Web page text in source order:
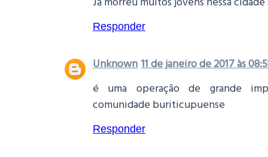
Responder
Unknown 11 de janeiro de 2017 às
é uma operação de grande
comunidade buriticupuense
Responder